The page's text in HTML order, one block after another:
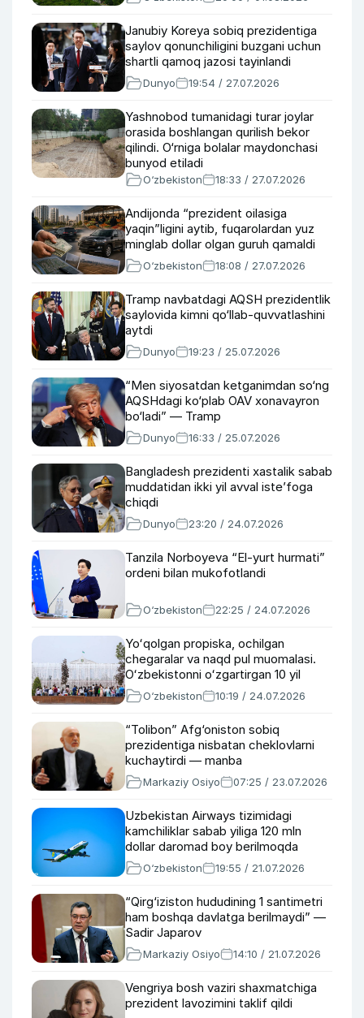
Janubiy Koreya sobiq prezidentiga
saylov qonunchiligini buzgani uchun
shartli qamoq jazosi tayinlandi
Dunyo 19:54 / 27.07.2026
Yashnobod tumanidagi turar joylar
orasida boshlangan qurilish bekor
qilindi. O‘rniga bolalar maydonchasi
bunyod etiladi
O‘zbekiston 18:33 / 27.07.2026
Andijonda “prezident oilasiga
yaqin”ligini aytib, fuqarolardan yuz
minglab dollar olgan guruh qamaldi
O‘zbekiston 18:08 / 27.07.2026
Tramp navbatdagi AQSH prezidentlik
saylovida kimni qo‘llab-quvvatlashini
aytdi
Dunyo 19:23 / 25.07.2026
“Men siyosatdan ketganimdan so‘ng
AQSHdagi ko‘plab OAV xonavayron
bo‘ladi” — Tramp
Dunyo 16:33 / 25.07.2026
Bangladesh prezidenti xastalik sabab
muddatidan ikki yil avval iste’foga
chiqdi
Dunyo 23:20 / 24.07.2026
Tanzila Norboyeva “El-yurt hurmati”
ordeni bilan mukofotlandi
O‘zbekiston 22:25 / 24.07.2026
Yoʻqolgan propiska, ochilgan
chegaralar va naqd pul muomalasi.
Oʻzbekistonni oʻzgartirgan 10 yil
O‘zbekiston 10:19 / 24.07.2026
“Tolibon” Afg‘oniston sobiq
prezidentiga nisbatan cheklovlarni
kuchaytirdi — manba
Markaziy Osiyo 07:25 / 23.07.2026
Uzbekistan Airways tizimidagi
kamchiliklar sabab yiliga 120 mln
dollar daromad boy berilmoqda
O‘zbekiston 19:55 / 21.07.2026
“Qirg‘iziston hududining 1 santimetri
ham boshqa davlatga berilmaydi” —
Sadir Japarov
Markaziy Osiyo 14:10 / 21.07.2026
Vengriya bosh vaziri shaxmatchiga
prezident lavozimini taklif qildi